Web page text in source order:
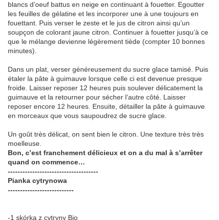
blancs d’oeuf battus en neige en continuant à fouetter. Egoutter
les feuilles de gélatine et les incorporer une à une toujours en
fouettant. Puis verser le zeste et le jus de citron ainsi qu’un
soupçon de colorant jaune citron. Continuer à fouetter jusqu’à ce
que le mélange devienne légèrement tiède (compter 10 bonnes
minutes).
Dans un plat, verser généreusement du sucre glace tamisé. Puis
étaler la pâte à guimauve lorsque celle ci est devenue presque
froide. Laisser reposer 12 heures puis soulever délicatement la
guimauve et la retourner pour sécher l’autre côté. Laisser
reposer encore 12 heures. Ensuite, détailler la pâte à guimauve
en morceaux que vous saupoudrez de sucre glace.
Un goût très délicat, on sent bien le citron. Une texture très très
moelleuse.
Bon, c’est franchement délicieux et on a du mal à s’arrêter
quand on commence…
-------------------------------------
Pianka cytrynowa
---------------------------
-1 skórka z cytryny Bio